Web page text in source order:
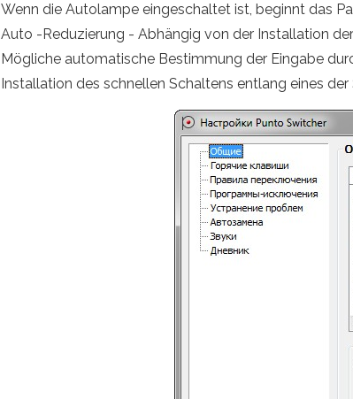
Wenn die Autolampe eingeschaltet ist, beginnt das
Auto -Reduzierung - Abhängig von der Installation
Mögliche automatische Bestimmung der Eingabe
Installation des schnellen Schaltens entlang eines